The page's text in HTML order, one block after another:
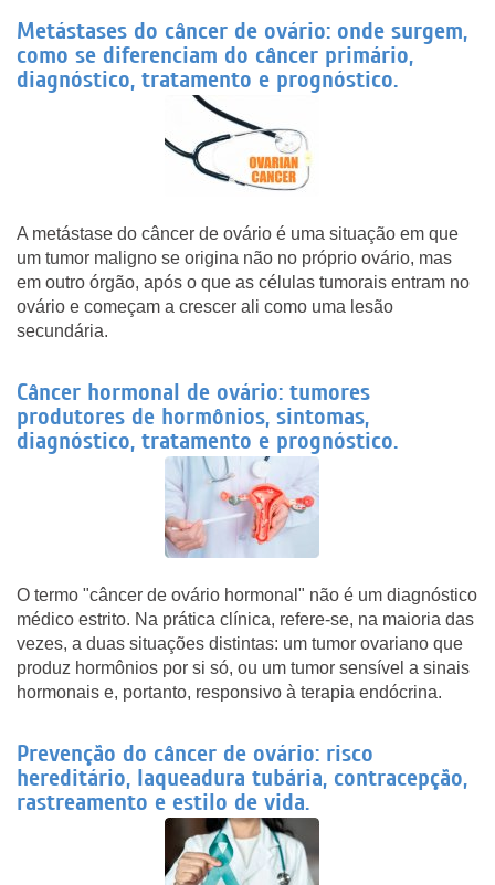
Metástases do câncer de ovário: onde surgem,
como se diferenciam do câncer primário,
diagnóstico, tratamento e prognóstico.
A metástase do câncer de ovário é uma situação em que
um tumor maligno se origina não no próprio ovário, mas
em outro órgão, após o que as células tumorais entram no
ovário e começam a crescer ali como uma lesão
secundária.
Câncer hormonal de ovário: tumores
produtores de hormônios, sintomas,
diagnóstico, tratamento e prognóstico.
O termo "câncer de ovário hormonal" não é um diagnóstico
médico estrito. Na prática clínica, refere-se, na maioria das
vezes, a duas situações distintas: um tumor ovariano que
produz hormônios por si só, ou um tumor sensível a sinais
hormonais e, portanto, responsivo à terapia endócrina.
Prevenção do câncer de ovário: risco
hereditário, laqueadura tubária, contracepção,
rastreamento e estilo de vida.